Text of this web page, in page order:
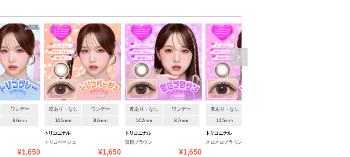
ワンデー
8.6mm
¥1,650
度あり・なし ワンデー
14.5mm 8.6mm
トリコニナル
トリコベージュ
¥1,650
度あり・なし ワンデー
14.2mm 8.7mm
トリコニナル
涙目ブラウン
¥1,650
度あり・なし
14.5mm
トリコニナル
メロメロブラウン
>